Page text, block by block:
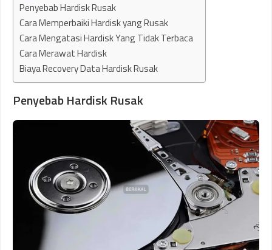
Penyebab Hardisk Rusak
Cara Memperbaiki Hardisk yang Rusak
Cara Mengatasi Hardisk Yang Tidak Terbaca
Cara Merawat Hardisk
Biaya Recovery Data Hardisk Rusak
Penyebab Hardisk Rusak